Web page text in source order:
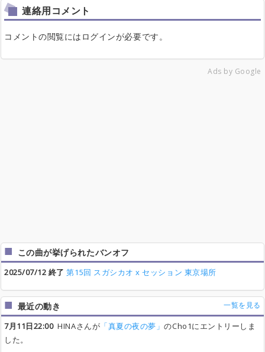
連絡用コメント
コメントの閲覧にはログインが必要です。
Ads by Google
この曲が挙げられたバンオフ
2025/07/12 終了 第15回 スガシカオ x セッション 東京場所
最近の動き 一覧を見る
7月11日22:00HINAさんが 「真夏の夜の夢」のCho1にエントリーしま
した。